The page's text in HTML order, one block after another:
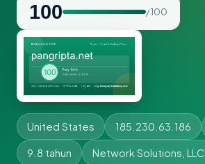
100 / 100
United States 185.230.63.186
9.8 tahun Network Solutions, LLC